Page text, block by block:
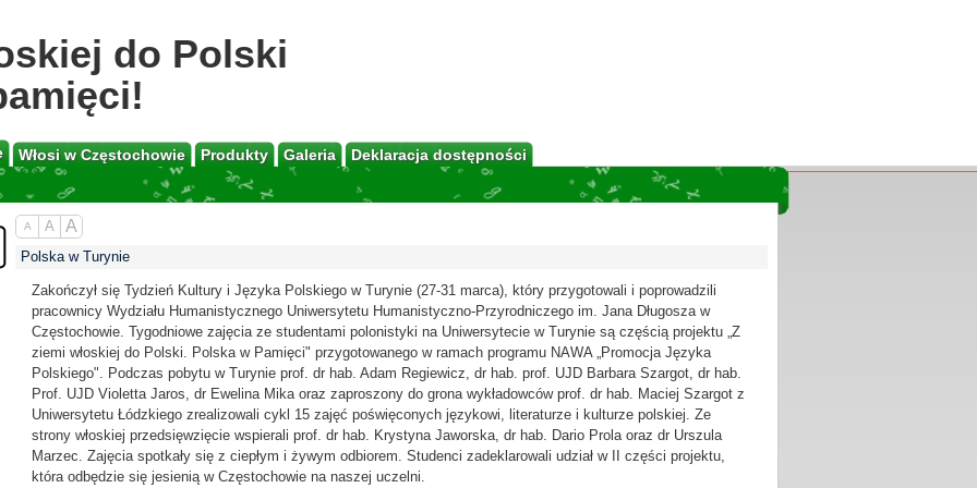
do Polski
Włosi w Częstochowie Produkty Galeria Deklaracja dostępności
A A A
Polska w Turynie
Zakończył się Tydzień Kultury i Języka Polskiego w Turynie (27-31 marca), który przygotowali i poprowadzili
pracownicy Wydziału Humanistycznego Uniwersytetu Humanistyczno-Przyrodniczego im. Jana Długosza w
Częstochowie. Tygodniowe zajęcia ze studentami polonistyki na Uniwersytecie w Turynie są częścią projektu „Z
ziemi włoskiej do Polski. Polska w Pamięci" przygotowanego w ramach programu NAWA „Promocja Języka
Polskiego". Podczas pobytu w Turynie prof. dr hab. Adam Regiewicz, dr hab. prof. UJD Barbara Szargot, dr hab.
Prof. UJD Violetta Jaros, dr Ewelina Mika oraz zaproszony do grona wykładowców prof. dr hab. Maciej Szargot z
Uniwersytetu Łódzkiego zrealizowali cykl 15 zajęć poświęconych językowi, literaturze i kulturze polskiej. Ze
strony włoskiej przedsięwzięcie wspierali prof. dr hab. Krystyna Jaworska, dr hab. Dario Prola oraz dr Urszula
Marzec. Zajęcia spotkały się z ciepłym i żywym odbiorem. Studenci zadeklarowali udział w II części projektu,
która odbędzie się jesienią w Częstochowie na naszej uczelni.